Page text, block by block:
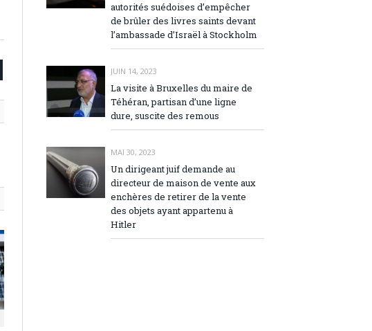
autorités suédoises d’empêcher
de brûler des livres saints devant
l’ambassade d’Israël à Stockholm
JUIN 14, 2023
La visite à Bruxelles du maire de
Téhéran, partisan d’une ligne
dure, suscite des remous
MAI 30, 2023
Un dirigeant juif demande au
directeur de maison de vente aux
enchères de retirer de la vente
des objets ayant appartenu à
Hitler